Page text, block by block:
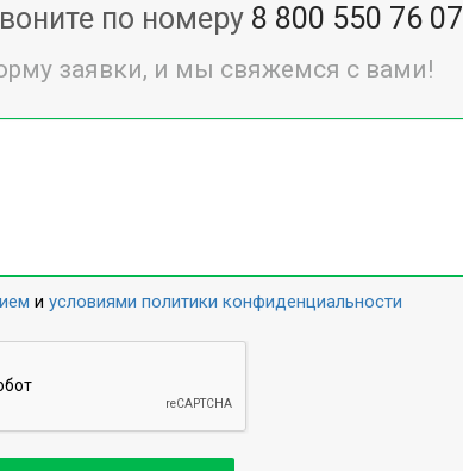
по номеру 8 800 550 76 07
заявки, и мы свяжемся с вами!
и условиями политики конфиденциальности